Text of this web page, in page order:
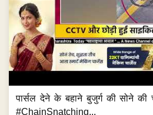
पार्सल देने के बहाने बुजुर्ग की सोने
#ChainSnatching...